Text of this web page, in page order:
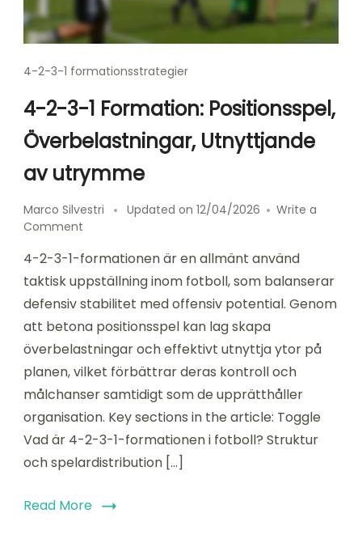
4-2-3-1 formationsstrategier
4-2-3-1 Formation: Positionsspel,
Överbelastningar, Utnyttjande
av utrymme
Marco Silvestri Updated on 12/04/2026
Write a
Comment
2-
3-
Formation:
Positionsspel,
Överbelastningar,
Utnyttjande
av
utrymme
4-2-3-1-formationen är en allmänt använd
taktisk uppställning inom fotboll, som balanserar
defensiv stabilitet med offensiv potential. Genom
att betona positionsspel kan lag skapa
överbelastningar och effektivt utnyttja ytor på
planen, vilket förbättrar deras kontroll och
målchanser samtidigt som de upprätthåller
organisation. Key sections in the article: Toggle
Vad är 4-2-3-1-formationen i fotboll? Struktur
och spelardistribution […]
Read More